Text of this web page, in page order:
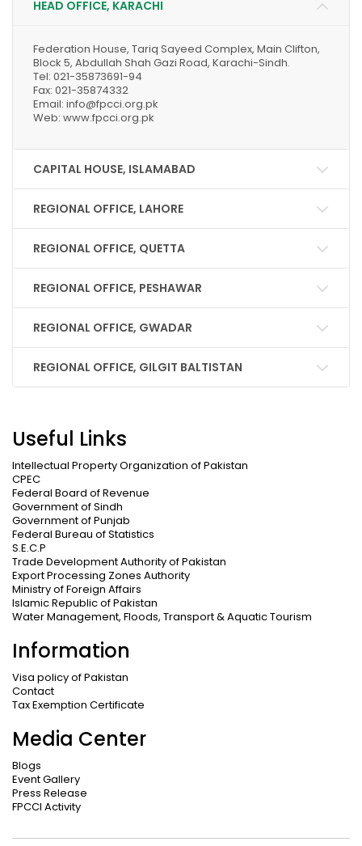
HEAD OFFICE, KARACHI
Federation House, Tariq Sayeed Complex, Main Clifton,
Block 5, Abdullah Shah Gazi Road, Karachi-Sindh.
Tel: 021-35873691-94
Fax: 021-35874332
Email: info@fpcci.org.pk
Web: www.fpcci.org.pk
CAPITAL HOUSE, ISLAMABAD
REGIONAL OFFICE, LAHORE
REGIONAL OFFICE, QUETTA
REGIONAL OFFICE, PESHAWAR
REGIONAL OFFICE, GWADAR
REGIONAL OFFICE, GILGIT BALTISTAN
Useful Links
Intellectual Property Organization of Pakistan
CPEC
Federal Board of Revenue
Government of Sindh
Government of Punjab
Federal Bureau of Statistics
S.E.C.P
Trade Development Authority of Pakistan
Export Processing Zones Authority
Ministry of Foreign Affairs
Islamic Republic of Pakistan
Water Management, Floods, Transport & Aquatic Tourism
Information
Visa policy of Pakistan
Contact
Tax Exemption Certificate
Media Center
Blogs
Event Gallery
Press Release
FPCCI Activity